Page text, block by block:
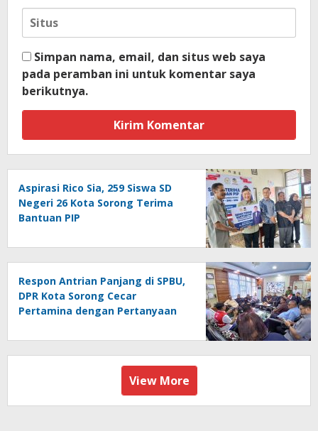
Simpan nama, email, dan situs web saya
pada peramban ini untuk komentar saya
berikutnya.
Aspirasi Rico Sia, 259 Siswa SD
Negeri 26 Kota Sorong Terima
Bantuan PIP
Respon Antrian Panjang di SPBU,
DPR Kota Sorong Cecar
Pertamina dengan Pertanyaan
View More